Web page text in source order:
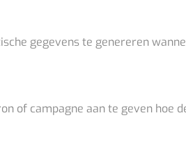
gegevens te genereren
of campagne aan te geven hoe